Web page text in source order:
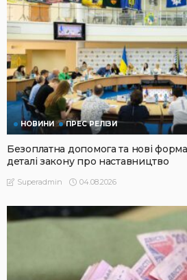
НОВИНИ ПРЕС РЕЛІЗИ
Безоплатна допомога та нові
деталі закону про наставництво
Superadmin 04.08.2026